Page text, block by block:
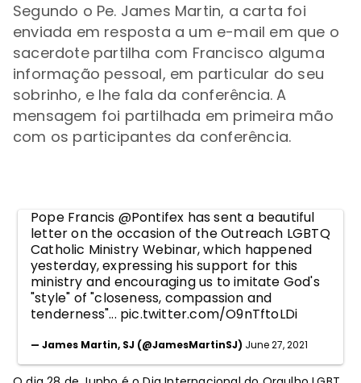
Segundo o Pe. James Martin, a carta foi
enviada em resposta a um e-mail em que o
sacerdote partilha com Francisco alguma
informação pessoal, em particular do seu
sobrinho, e lhe fala da conferência. A
mensagem foi partilhada em primeira mão
com os participantes da conferência.
Pope Francis @Pontifex has sent a beautiful
letter on the occasion of the Outreach LGBTQ
Catholic Ministry Webinar, which happened
yesterday, expressing his support for this
ministry and encouraging us to imitate God's
"style" of "closeness, compassion and
tenderness"... pic.twitter.com/O9nTftoLDi
— James Martin, SJ (@JamesMartinSJ) June 27, 2021